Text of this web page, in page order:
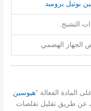
بوتيل بروميد
التشنج.
الجهاز الهضمي
المادة الفعالة “هيوسين
عن طريق تقليل تقلصات